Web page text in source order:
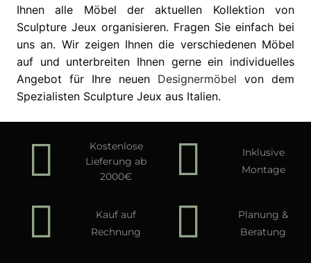
Ihnen alle Möbel der aktuellen Kollektion von
Sculpture Jeux organisieren. Fragen Sie einfach bei
uns an. Wir zeigen Ihnen die verschiedenen Möbel
auf und unterbreiten Ihnen gerne ein individuelles
Angebot für Ihre neuen Designermöbel von dem
Spezialisten Sculpture Jeux aus Italien.
Kostenlose
Lieferung ab
2000€
Inklusive
Montage
Kauf auf
Rechnung
Planung &
Beratung